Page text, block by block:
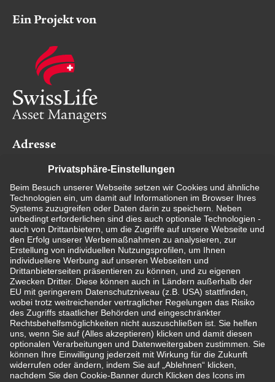
Ein Projekt von
Adresse
Darmstädter Landstraße 125
60598 Frankfurt
Rechtliche Hinweise
Impressum